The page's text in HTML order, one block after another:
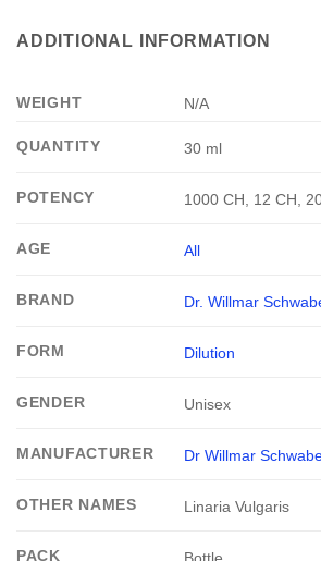
ADDITIONAL INFORMATION
WEIGHT N/A
QUANTITY 30 ml
POTENCY 1000 CH, 12 CH,
AGE All
BRAND Dr. Willmar
FORM Dilution
GENDER Unisex
MANUFACTURER Dr Willmar
OTHER NAMES Linaria Vulgaris
PACK Bottle